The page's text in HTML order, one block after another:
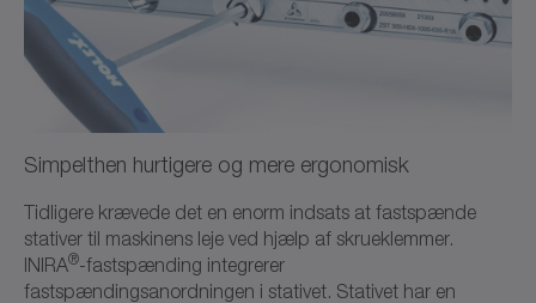
Simpelthen hurtigere og mere ergonomisk
Tidligere krævede det en enorm indsats at fastspænde
stativer til maskinens leje ved hjælp af skrueklemmer.
INIRA®-fastspænding integrerer
fastspændingsanordningen i stativet. Stativet har en